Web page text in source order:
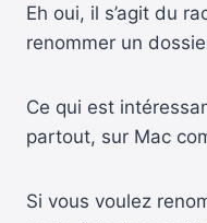
Eh oui, il s’agit du
renommer un
Ce qui est
partout, sur Mac
Si vous voulez